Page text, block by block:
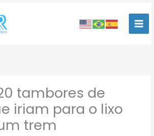
tambores de
iriam para o lixo
trem